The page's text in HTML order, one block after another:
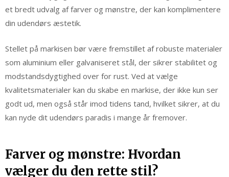
et bredt udvalg af farver og mønstre, der kan komplimentere
din udendørs æstetik.
Stellet på markisen bør være fremstillet af robuste materialer
som aluminium eller galvaniseret stål, der sikrer stabilitet og
modstandsdygtighed over for rust. Ved at vælge
kvalitetsmaterialer kan du skabe en markise, der ikke kun ser
godt ud, men også står imod tidens tand, hvilket sikrer, at du
kan nyde dit udendørs paradis i mange år fremover.
Farver og mønstre: Hvordan
vælger du den rette stil?